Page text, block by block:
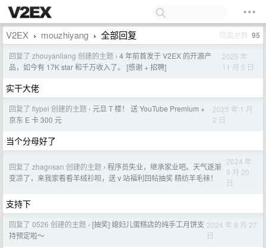
V2EX › mouzhiyang › 全部回复 回复总数 95
回复了 zhouyanliang 创建的主题 › 4 年前首发于 V2EX 的开源产
品，如今有 17K star 和千万收入了。 [感谢 + 招聘]
2025 年
11 月 5 日
实干大佬
回复了 flypei 创建的主题 › 元旦 T 楼！ 送 YouTube Premium +
京东 E 卡 300 元
2025 年 1 月
2 日
当个分母好了
回复了 zhagnsan 创建的主题 › 程序员失业，继承家业吧。天气逐渐
变凉了，来我家看看羊绒衫呗，送 v 站福利回帖抽奖 精纺羊毛袜！
2024 年
9 月 20
日
支持下
回复了 0526 创建的主题 › [抽奖] 媳妇儿蛋糕店的纯手工月饼支
持预定啦～
2024 年 8 月 27
日